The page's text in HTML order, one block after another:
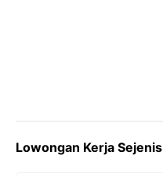
Lowongan Kerja Sejenis